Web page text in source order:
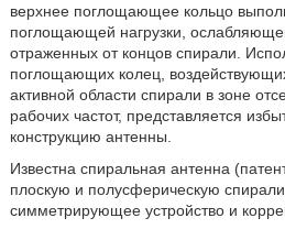
верхнее поглощающее кольцо
поглощающей нагрузки,
отраженных от концов спирали.
поглощающих колец,
активной области спирали в зоне
рабочих частот, представляется
конструкцию антенны.
Известна спиральная антенна
плоскую и полусферическую
симметрирующее устройство и